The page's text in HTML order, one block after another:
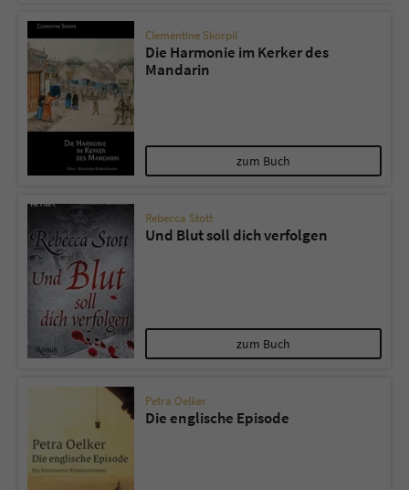
Clementine Skorpil
Die Harmonie im Kerker des
Mandarin
zum Buch
Rebecca Stott
Und Blut soll dich verfolgen
zum Buch
Petra Oelker
Die englische Episode